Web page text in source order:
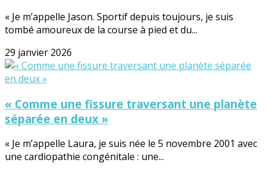
« Je m’appelle Jason. Sportif depuis toujours, je suis
tombé amoureux de la course à pied et du...
29 janvier 2026
« Comme une fissure traversant une planète
séparée en deux »
« Je m’appelle Laura, je suis née le 5 novembre 2001 avec
une cardiopathie congénitale : une...